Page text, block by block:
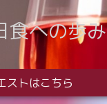
食への歩み
ストはこちら